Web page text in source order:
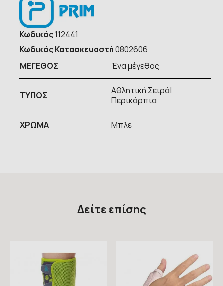
Κωδικός112441
Κωδικός Κατασκευαστή0802606
ΜΕΓΕΘΟΣ
Ένα μέγεθος
ΤΥΠOΣ
Αθλητική Σειρά|
Περικάρπια
ΧΡΩΜΑ Μπλε
Δείτε επίσης